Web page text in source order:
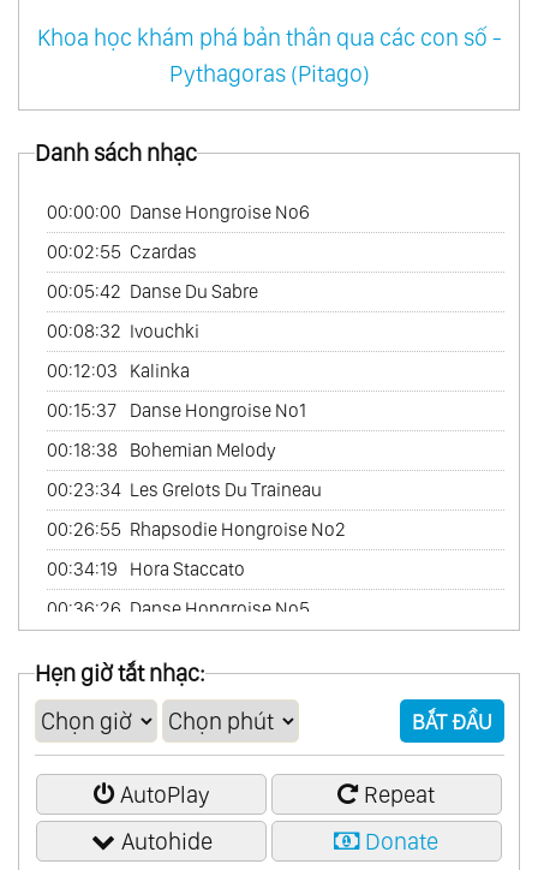
51.
Reveries Vol.1
Love Follow Us
54. Mexico Con Amor
56.Tango
57.Les Rendez - Vous Du Hasard
58.My Bossa Nova Favorites
59.On Tv
60.Scandinavian Collection
61.The Best
62.Chinese Garden Vol.1
63.Chinese Garden Vol.2
64.Friends France
65.In Amore
66.Latin Passion
67.Romantic America (Romantic Piano)
68.The Best Of Abba
69.The Best Of Andrew Lloyd Webber
70.The Best Of Carpenters
The Best Of Cinema Passion
72.The Best Of Classical
Khoa học khám phá bản thân qua các con số -
Pythagoras (Pitago)
Danh sách nhạc
00:00:00 Danse Hongroise No6
00:02:55 Czardas
00:05:42 Danse Du Sabre
00:08:32 Ivouchki
00:12:03
Kalinka
00:15:37
Danse Hongroise No1
00:18:38
Bohemian Melody
00:23:34 Les Grelots Du Traineau
00:26:55 Rhapsodie Hongroise No2
00:34:19
Hora Staccato
00:36:26 Danse Hongroise No5
Hẹn giờ tắt nhạc:
BẮT ĐẦU
AutoPlay
Repeat
Autohide
Donate